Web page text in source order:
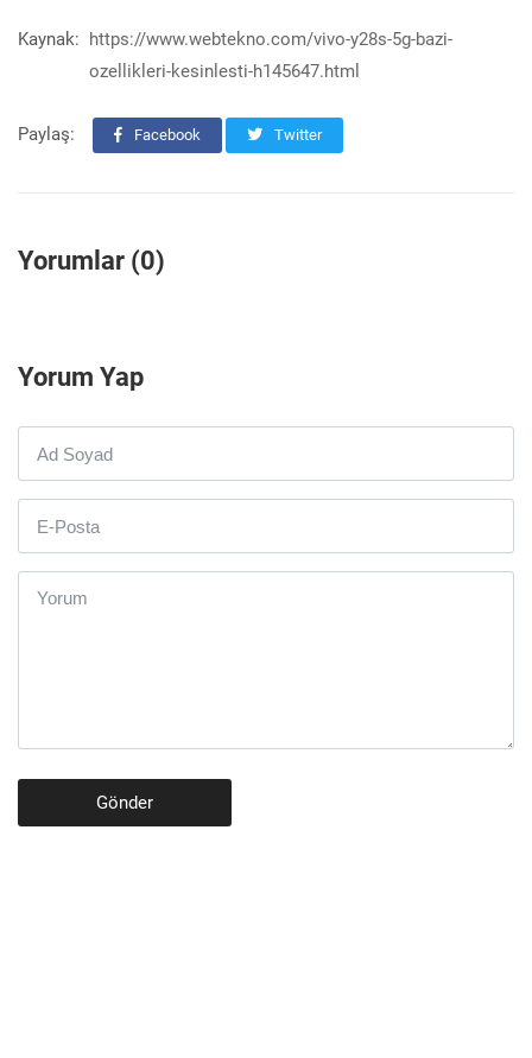
Kaynak: https://www.webtekno.com/vivo-y28s-5g-bazi-
ozellikleri-kesinlesti-h145647.html
Paylaş: Facebook Twitter
Yorumlar (0)
Yorum Yap
Gönder